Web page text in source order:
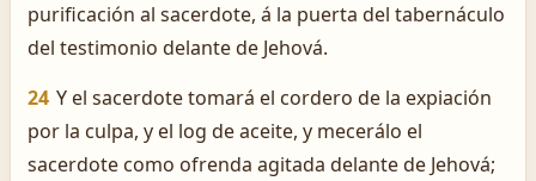
purificación al sacerdote, á la puerta del tabernáculo
del testimonio delante de Jehová.
24 Y el sacerdote tomará el cordero de la expiación
por la culpa, y el log de aceite, y mecerálo el
sacerdote como ofrenda agitada delante de Jehová;